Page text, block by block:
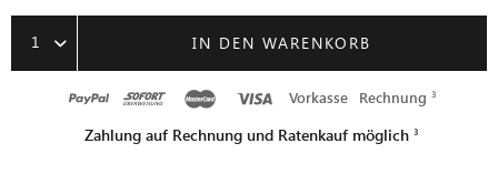
1 IN DEN WARENKORB
Vorkasse Rechnung
Zahlung auf Rechnung und Ratenkauf möglich